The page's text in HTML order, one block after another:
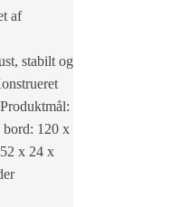
af
stabilt og
120 x
x 24 x